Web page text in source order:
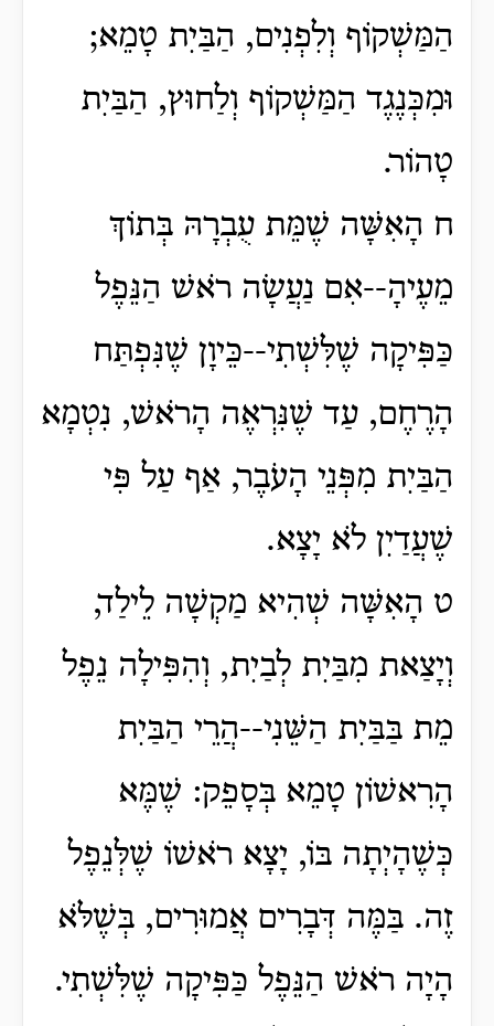
הַמַּשְׁקוֹף וְלִפְנִים, הַבַּיִת טָמֵא;
וּמִכְּנֶגֶד הַמַּשְׁקוֹף וְלַחוּץ, הַבַּיִת
טָהוֹר.
ח הָאִשָּׁה שֶׁמֵּת עֻבְרָהּ בְּתוֹךְ
מֵעֶיהָ--אִם נַעֲשָׂה רֹאשׁ הַנֵּפֶל
כַּפִּיקָה שֶׁלִּשְׁתִי--כֵּיוָן שֶׁנִּפְתַּח
הָרֶחֶם, עַד שֶׁנִּרְאֶה הָרֹאשׁ, נִטְמָא
הַבַּיִת מִפְּנֵי הָעֹבֶר, אַף עַל פִּי
שֶׁעֲדַיִן לֹא יָצָא.
ט הָאִשָּׁה שְׁהִיא מַקְשָׁה לֵילַד,
וְיָצַאת מִבַּיִת לְבַיִת, וְהִפִּילָה נֵפֶל
מֵת בַּבַּיִת הַשֵּׁנִי--הֲרֵי הַבַּיִת
הָרִאשׁוֹן טָמֵא בְּסָפֵק: שֶׁמֶּא
כְּשֶׁהָיְתָה בּוֹ, יָצָא רֹאשׁוֹ שֶׁלְּנֵפֶל
זֶה. בַּמֶּה דְּבָרִים אֲמוּרִים, בְּשֶׁלֹּא
הָיָה רֹאשׁ הַנֵּפֶל כַּפִּיקָה שֶׁלִּשְׁתִי.